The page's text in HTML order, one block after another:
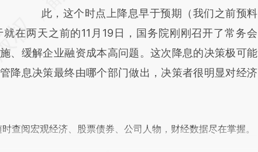
此，这个时点上降息早于预期（我们之前预料
在两天之前的11月19日，国务院刚刚召开了常务会
、缓解企业融资成本高问题。这次降息的决策极可能
降息决策最终由哪个部门做出，决策者很明显对经济
时查阅宏观经济、股票债券、公司人物，财经数据尽在掌握。